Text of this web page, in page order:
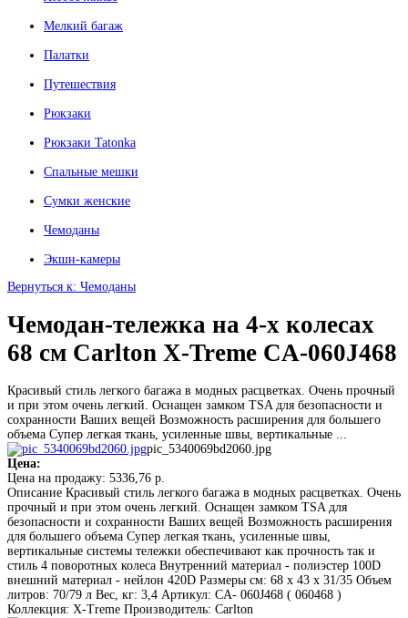
Мелкий багаж
Палатки
Путешествия
Рюкзаки
Рюкзаки Tatonka
Спальные мешки
Сумки женские
Чемоданы
Экшн-камеры
Вернуться к: Чемоданы
Чемодан-тележка на 4-х колесах
68 см Carlton X-Treme CA-060J468
Красивый стиль легкого багажа в модных расцветках. Очень прочный
и при этом очень легкий. Оснащен замком TSA для безопасности и
сохранности Ваших вещей Возможность расширения для большего
объема Супер легкая ткань, усиленные швы, вертикальные ...
pic_5340069bd2060.jpg
Цена:
Цена на продажу: 5336,76 р.
Описание Красивый стиль легкого багажа в модных расцветках. Очень
прочный и при этом очень легкий. Оснащен замком TSA для
безопасности и сохранности Ваших вещей Возможность расширения
для большего объема Супер легкая ткань, усиленные швы,
вертикальные системы тележки обеспечивают как прочность так и
стиль 4 поворотных колеса Внутренний материал - полиэстер 100D
внешний материал - нейлон 420D Размеры см: 68 х 43 х 31/35 Объем
литров: 70/79 л Вес, кг: 3,4 Артикул: CA- 060J468 ( 060468 )
Коллекция: X-Treme Производитель: Carlton